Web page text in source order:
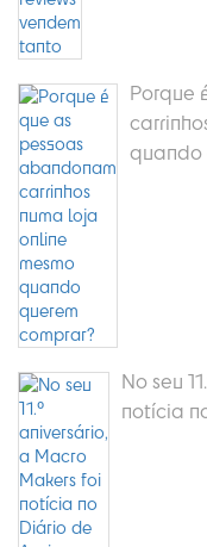
Porque
quando
No seu
notícia